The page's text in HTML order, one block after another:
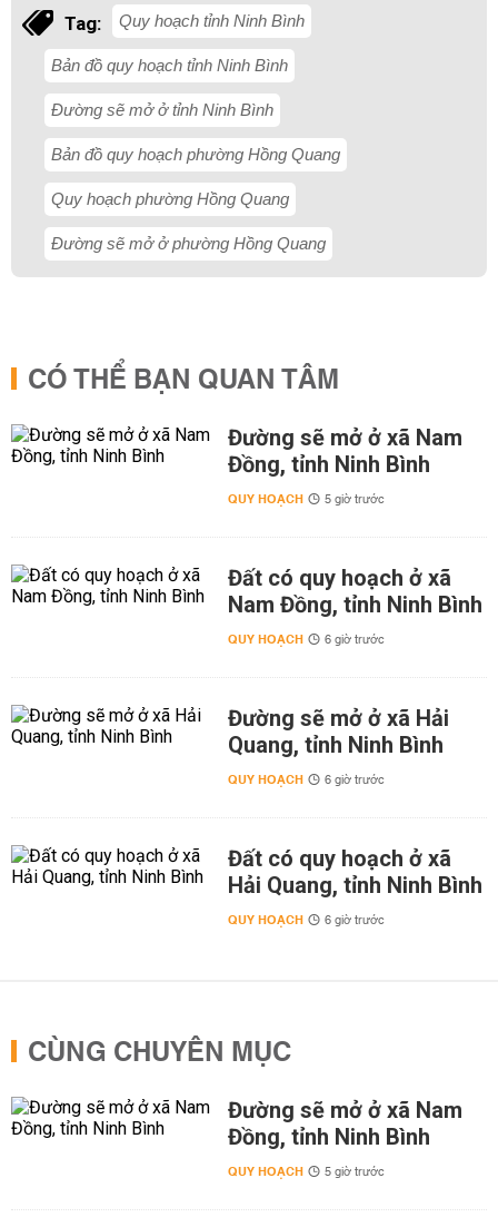
Tag: Quy hoạch tỉnh Ninh Bình
Bản đồ quy hoạch tỉnh Ninh Bình
Đường sẽ mở ở tỉnh Ninh Bình
Bản đồ quy hoạch phường Hồng Quang
Quy hoạch phường Hồng Quang
Đường sẽ mở ở phường Hồng Quang
CÓ THỂ BẠN QUAN TÂM
Đường sẽ mở ở xã Nam
Đồng, tỉnh Ninh Bình
QUY HOẠCH 5 giờ trước
Đất có quy hoạch ở xã
Nam Đồng, tỉnh Ninh Bình
QUY HOẠCH 6 giờ trước
Đường sẽ mở ở xã Hải
Quang, tỉnh Ninh Bình
QUY HOẠCH 6 giờ trước
Đất có quy hoạch ở xã
Hải Quang, tỉnh Ninh Bình
QUY HOẠCH 6 giờ trước
CÙNG CHUYÊN MỤC
Đường sẽ mở ở xã Nam
Đồng, tỉnh Ninh Bình
QUY HOẠCH 5 giờ trước